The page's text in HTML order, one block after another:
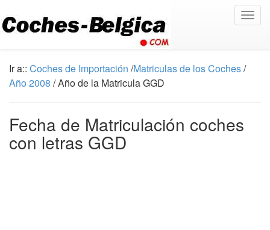
Ir a:: Coches de Importación /Matriculas de los Coches/
Año 2008 / Año de la Matricula GGD
Fecha de Matriculación coches
con letras GGD